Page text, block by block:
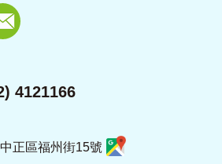
4121166
正區福州街15號